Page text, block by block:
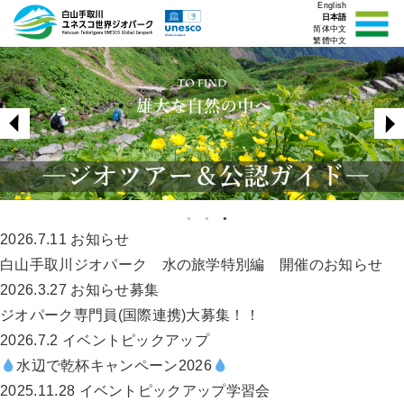
English
日本語
简体中文
繁體中文
2026.7.11 お知らせ
白山手取川ジオパーク 水の旅学特別編 開催のお知らせ
2026.3.27 お知らせ募集
ジオパーク専門員(国際連携)大募集！！
2026.7.2 イベント ピックアップ
水辺で乾杯キャンペーン2026
2025.11.28 イベント ピックアップ学習会